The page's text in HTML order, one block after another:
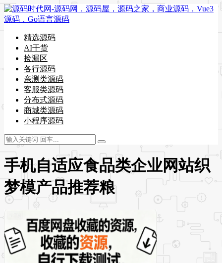
精选源码
AI干货
捡漏区
各行源码
亲测类源码
客服类源码
分布式源码
商城类源码
小程序源码
手机自适应食品类企业网站织
梦模产品推荐粮